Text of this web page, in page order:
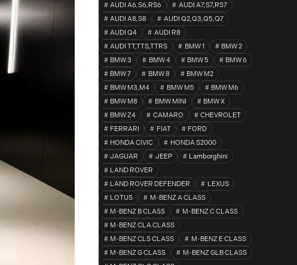
AUDI A6,S6,RS6
AUDI A7,S7,RS7
AUDI A8,S8
AUDI Q2,Q3,Q5,Q7
AUDI Q4
AUDI R8
AUDI TT,TTS,TTRS
BMW 1
BMW 2
BMW 3
BMW 4 BMW 5
BMW 6
BMW 7
BMW 8
BMW M2
BMW M3,M4
BMW M5
BMW M6
BMW M8
BMW MINI
BMW X
BMW Z4
CAMARO
CHEVROLET
FERRARI
FIAT
FORD
HONDA CIVIC
HONDA S2000
JAGUAR
JEEP
Lamborghini
LAND ROVER
LAND ROVER DEFENDER
LEXUS
LOTUS
M-BENZ A CLASS
M-BENZ B CLASS
M-BENZ C CLASS
M-BENZ CLA CLASS
M-BENZ CLS CLASS
M-BENZ E CLASS
M-BENZ G CLASS
M-BENZ GLB CLASS